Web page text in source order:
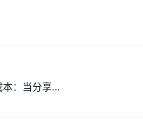
技术分享的沉默成本：当分享变成负担